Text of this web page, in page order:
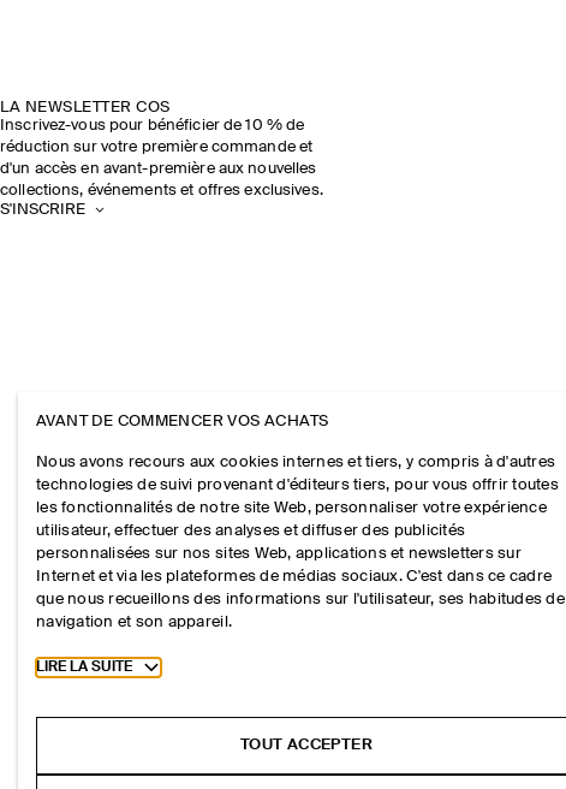
LA NEWSLETTER COS
Inscrivez-vous pour bénéficier de 10 % de
réduction sur votre première commande et
d'un accès en avant-première aux nouvelles
collections, événements et offres exclusives.
S'INSCRIRE
AVANT DE COMMENCER VOS ACHATS
Nous avons recours aux cookies internes et tiers, y compris à d'autres
technologies de suivi provenant d'éditeurs tiers, pour vous offrir toutes
les fonctionnalités de notre site Web, personnaliser votre expérience
utilisateur, effectuer des analyses et diffuser des publicités
personnalisées sur nos sites Web, applications et newsletters sur
Internet et via les plateformes de médias sociaux. C'est dans ce cadre
que nous recueillons des informations sur l'utilisateur, ses habitudes de
navigation et son appareil.
Toggle more cookie information
LIRE LA SUITE
TOUT ACCEPTER